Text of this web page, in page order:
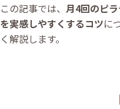
この記事では、 月4回のピ
を実感しやすくするコツに
く解説します。